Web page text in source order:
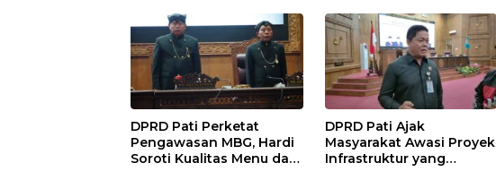
DPRD Pati Perketat
Pengawasan MBG, Hardi
Soroti Kualitas Menu dan
DPRD Pati Ajak
Masyarakat Awasi Proyek
Infrastruktur yang